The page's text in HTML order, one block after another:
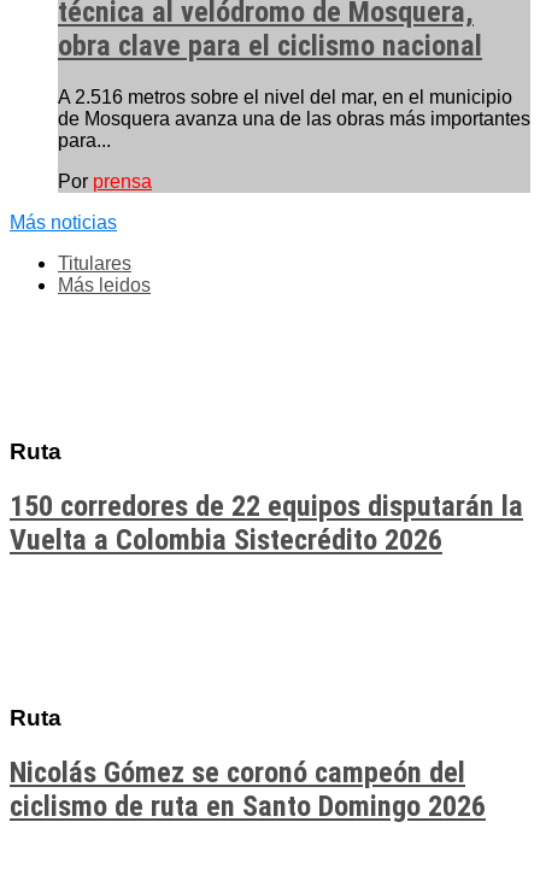
técnica al velódromo de Mosquera,
obra clave para el ciclismo nacional
A 2.516 metros sobre el nivel del mar, en el municipio
de Mosquera avanza una de las obras más importantes
para...
Por prensa
Más noticias
Titulares
Más leidos
Ruta
150 corredores de 22 equipos disputarán la
Vuelta a Colombia Sistecrédito 2026
Ruta
Nicolás Gómez se coronó campeón del
ciclismo de ruta en Santo Domingo 2026